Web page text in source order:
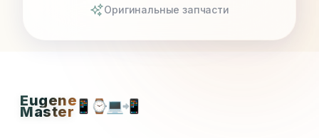
Оригинальные запчасти
Eugene
Master📱 ⌚💻📲